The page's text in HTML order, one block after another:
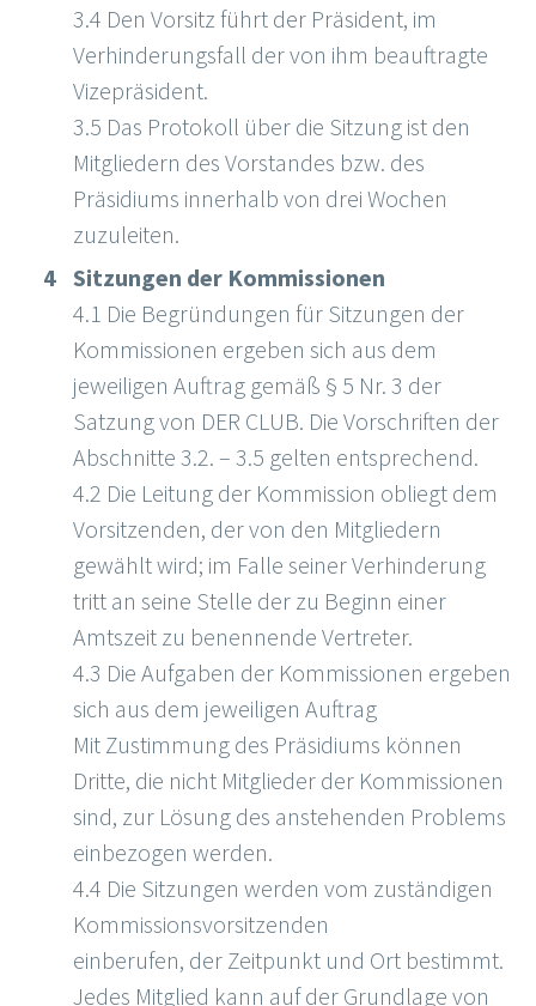
3.4 Den Vorsitz führt der Präsident, im
Verhinderungsfall der von ihm beauftragte
Vizepräsident.
3.5 Das Protokoll über die Sitzung ist den
Mitgliedern des Vorstandes bzw. des
Präsidiums innerhalb von drei Wochen
zuzuleiten.
Sitzungen der Kommissionen
4.1 Die Begründungen für Sitzungen der
Kommissionen ergeben sich aus dem
jeweiligen Auftrag gemäß § 5 Nr. 3 der
Satzung von DER CLUB. Die Vorschriften der
Abschnitte 3.2. – 3.5 gelten entsprechend.
4.2 Die Leitung der Kommission obliegt dem
Vorsitzenden, der von den Mitgliedern
gewählt wird; im Falle seiner Verhinderung
tritt an seine Stelle der zu Beginn einer
Amtszeit zu benennende Vertreter.
4.3 Die Aufgaben der Kommissionen ergeben
sich aus dem jeweiligen Auftrag
Mit Zustimmung des Präsidiums können
Dritte, die nicht Mitglieder der Kommissionen
sind, zur Lösung des anstehenden Problems
einbezogen werden.
4.4 Die Sitzungen werden vom zuständigen
Kommissionsvorsitzenden
einberufen, der Zeitpunkt und Ort bestimmt.
Jedes Mitglied kann auf der Grundlage von